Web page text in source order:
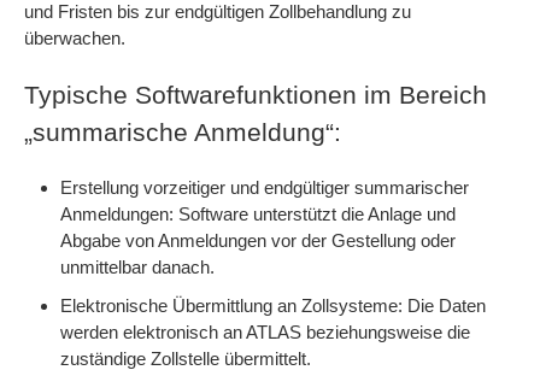
und Fristen bis zur endgültigen Zollbehandlung zu
überwachen.
Typische Softwarefunktionen im Bereich
„summarische Anmeldung“:
Erstellung vorzeitiger und endgültiger summarischer
Anmeldungen: Software unterstützt die Anlage und
Abgabe von Anmeldungen vor der Gestellung oder
unmittelbar danach.
Elektronische Übermittlung an Zollsysteme: Die Daten
werden elektronisch an ATLAS beziehungsweise die
zuständige Zollstelle übermittelt.